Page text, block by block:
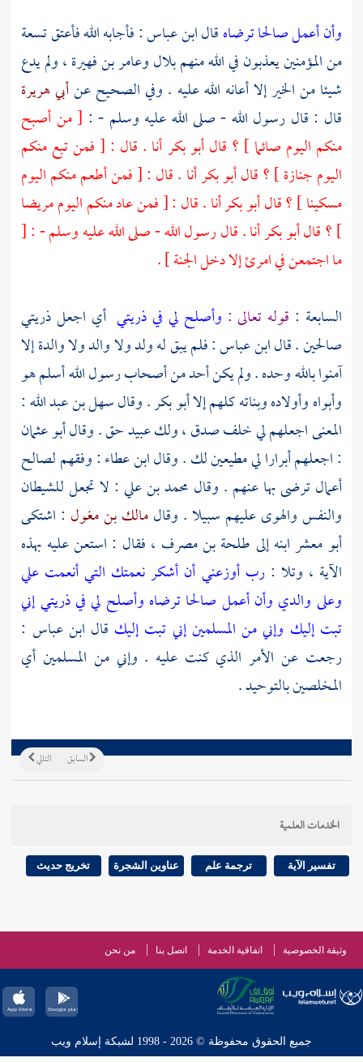
وأن أعمل صالحا ترضاهقالابن عباس: فأجابه الله فأعتق تسعة
من المؤمنين يعذبون في الله منهمبلالوعامر بن فهيرة، ولم يدع
شيئا من الخير إلا أعانه الله عليه . وفي الصحيح عنأبي هريرة
قال : قال رسول الله - صلى الله عليه وسلم - : [ من أصبح
منكم اليوم صائما ] ؟ قالأبو بكرأنا . قال : [ فمن تبع منكم
اليوم جنازة ] ؟ قالأبو بكرأنا . قال : [ فمن أطعم منكم اليوم
مسكينا ] ؟ قالأبو بكرأنا . قال : [ فمن عاد منكم اليوم مريضا
] ؟ قالأبو بكرأنا . قال رسول الله - صلى الله عليه وسلم - : [
ما اجتمعن في امرئ إلا دخل الجنة ] .
السابعة : قوله تعالى : وأصلح لي في ذريتي أي اجعل ذريتي
صالحين . قالابن عباس: فلم يبق له ولد ولا والد ولا والدة إلا
آمنوا بالله وحده . ولم يكن أحد من أصحاب رسول الله أسلم هو
وأبواه وأولاده وبناته كلهم إلاأبو بكر. وقالسهل بن عبد الله:
المعنى اجعلهم لي خلف صدق ، ولك عبيد حق . وقالأبو عثمان
: اجعلهم أبرارا لي مطيعين لك . وقالابن عطاء: وفقهم لصالح
أعمال ترضى بها عنهم . وقال محمد بن علي : لا تجعل للشيطان
والنفس والهوى عليهم سبيلا . وقالمالك بن مغول : اشتكى
أبو معشرابنه إلى طلحة بن مصرف ، فقال : استعن عليه بهذه
الآية ، وتلا :رب أوزعني أن أشكر نعمتك التي أنعمت علي
وعلى والدي وأن أعمل صالحا ترضاه وأصلح لي في ذريتي إني
تبت إليك وإني من المسلمينإني تبت إليك قال ابن عباس :
رجعت عن الأمر الذي كنت عليه . وإني من المسلمين أي
المخلصين بالتوحيد .
التالي السابق
الخدمات العلمية
تفسير الآية ترجمة علم عناوين الشجرة تخريج حديث
وثيقة الخصوصية اتفاقية الخدمة اتصل بنا من نحن
جميع الحقوق محفوظة © 2026 - 1998 لشبكة إسلام ويب